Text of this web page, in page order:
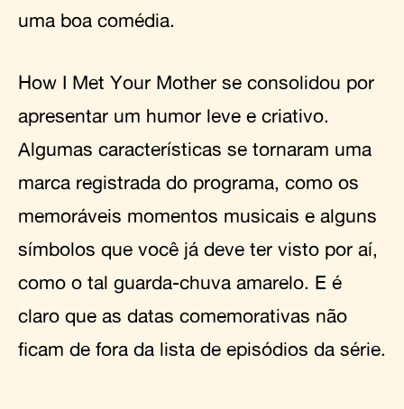
uma boa comédia.
How I Met Your Mother se consolidou por
apresentar um humor leve e criativo.
Algumas características se tornaram uma
marca registrada do programa, como os
memoráveis momentos musicais e alguns
símbolos que você já deve ter visto por aí,
como o tal guarda-chuva amarelo. E é
claro que as datas comemorativas não
ficam de fora da lista de episódios da série.